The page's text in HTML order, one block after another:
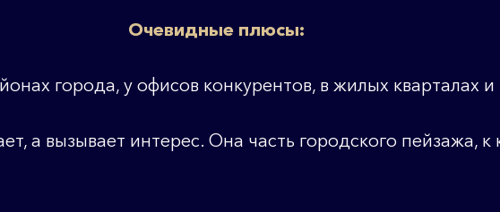
Очевидные плюсы:
города, у офисов конкурентов, в жилых кварталах и
а вызывает интерес. Она часть городского пейзажа,